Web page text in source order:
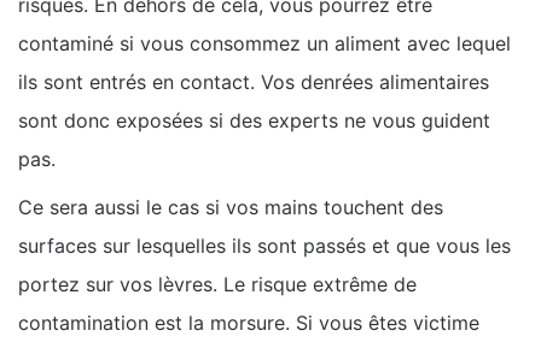
risques. En dehors de cela, vous pourrez être
contaminé si vous consommez un aliment avec lequel
ils sont entrés en contact. Vos denrées alimentaires
sont donc exposées si des experts ne vous guident
pas.
Ce sera aussi le cas si vos mains touchent des
surfaces sur lesquelles ils sont passés et que vous les
portez sur vos lèvres. Le risque extrême de
contamination est la morsure. Si vous êtes victime